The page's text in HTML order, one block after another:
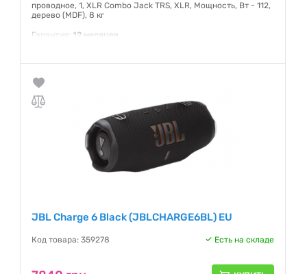
проводное, 1, XLR Combo Jack TRS, XLR, Мощность, Вт - 112,
дерево (MDF), 8 кг
Гарантия: 12 месяцев
JBL Charge 6 Black (JBLCHARGE6BL) EU
Код товара: 359278 Есть на складе